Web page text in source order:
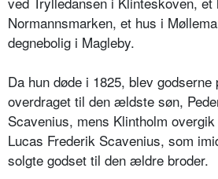
Normannsmarken, et hus i
degnebolig i Magleby.
Da hun døde i 1825, blev
overdraget til den ældste søn,
Scavenius, mens Klintholm
Lucas Frederik Scavenius, som
solgte godset til den ældre broder.